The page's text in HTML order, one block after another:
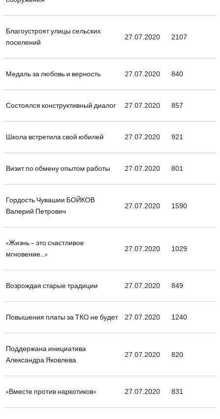
Благоустроят улицы сельских
поселений
27.07.2020 2107
Медаль за любовь и верность 27.07.2020 840
Состоялся конструктивный диалог 27.07.2020 857
Школа встретила свой юбилей 27.07.2020 921
Визит по обмену опытом работы 27.07.2020 801
Гордость Чувашии БОЙКОВ
Валерий Петрович
27.07.2020 1590
«Жизнь – это счастливое
мгновение...»
27.07.2020 1029
Возрождая старые традиции 27.07.2020 849
Повышения платы за ТКО не будет 27.07.2020 1240
Поддержана инициатива
Александра Яковлева
27.07.2020 820
«Вместе против наркотиков» 27.07.2020 831